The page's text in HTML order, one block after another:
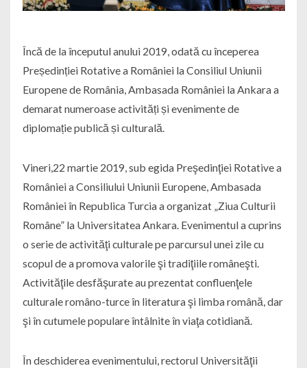
Încă de la începutul anului 2019, odată cu începerea
Președinției Rotative a României la Consiliul Uniunii
Europene de România, Ambasada României la Ankara a
demarat numeroase activități și evenimente de
diplomație publică și culturală.
Vineri,22 martie 2019, sub egida Preşedinţiei Rotative a
României a Consiliului Uniunii Europene, Ambasada
României în Republica Turcia a organizat „Ziua Culturii
Române” la Universitatea Ankara. Evenimentul a cuprins
o serie de activităţi culturale pe parcursul unei zile cu
scopul de a promova valorile şi tradiţiile româneşti.
Activităţile desfăşurate au prezentat confluenţele
culturale româno-turce în literatura şi limba română, dar
şi în cutumele populare întâlnite în viaţa cotidiană.
În deschiderea evenimentului, rectorul Universităţii